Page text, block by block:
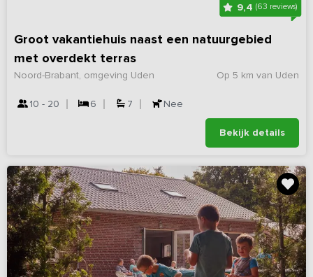
9,4 (63 reviews)
Groot vakantiehuis naast een natuurgebied
met overdekt terras
Op 5 km van Uden
Noord-Brabant, omgeving Uden
10 - 20 6 7 Nee
Bekijk details